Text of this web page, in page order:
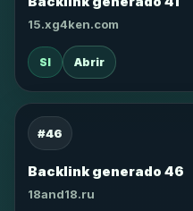
15.xg4ken.com
SI Abrir
#46
Backlink generado 46
18and18.ru